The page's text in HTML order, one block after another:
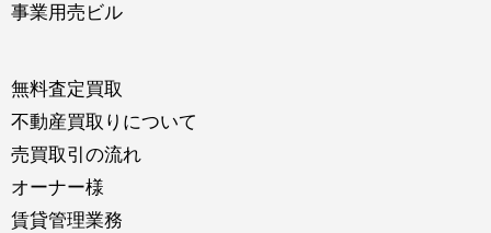
事業用売ビル
無料査定買取
不動産買取りについて
売買取引の流れ
オーナー様
賃貸管理業務